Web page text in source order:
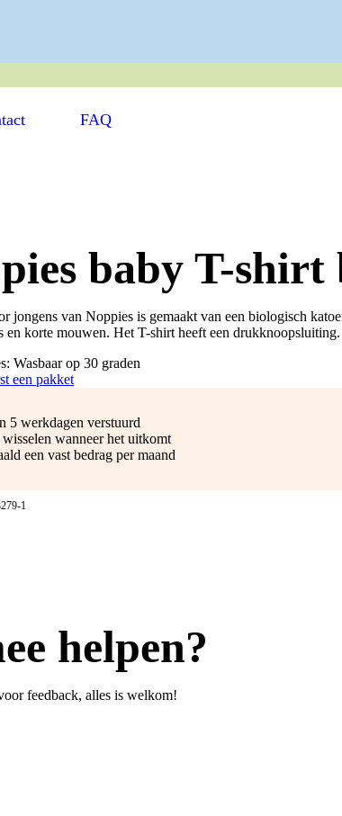
FAQ
baby T-shirt
jongens van Noppies is gemaakt van een biologisch
en korte mouwen. Het T-shirt heeft een drukknoopsluiting.
Wasbaar op 30 graden
een pakket
5 werkdagen verstuurd
wanneer het uitkomt
een vast bedrag per maand
1
helpen?
feedback, alles is welkom!